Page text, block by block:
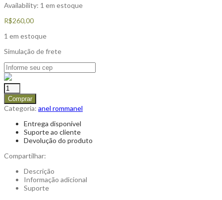
Availability: 1 em estoque
R$260,00
1 em estoque
Simulação de frete
Comprar
Categoria: anel rommanel
Entrega disponível
Suporte ao cliente
Devolução do produto
Compartilhar:
Descrição
Informação adicional
Suporte